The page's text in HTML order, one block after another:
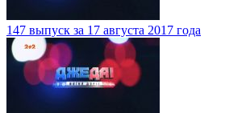
147 выпуск за 17 августа 2017 года